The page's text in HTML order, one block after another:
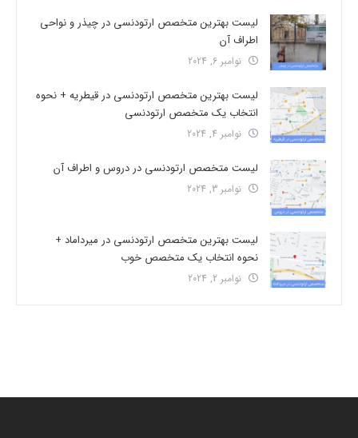
لیست بهترین متخصص ارتودنسی در چیذر و نواحی
اطراف آن
نوامبر 6, 2024
لیست بهترین متخصص ارتودنسی در قیطریه + نحوه
انتخاب یک متخصص ارتودنسی
نوامبر 4, 2024
لیست متخصص ارتودنسی در دروس و اطراف آن
نوامبر 3, 2024
لیست بهترین متخصص ارتودنسی در میرداماد +
نحوه انتخاب یک متخصص خوب
نوامبر 2, 2024